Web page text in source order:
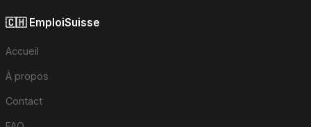
🇨🇭 EmploiSuisse
Accueil
À propos
Contact